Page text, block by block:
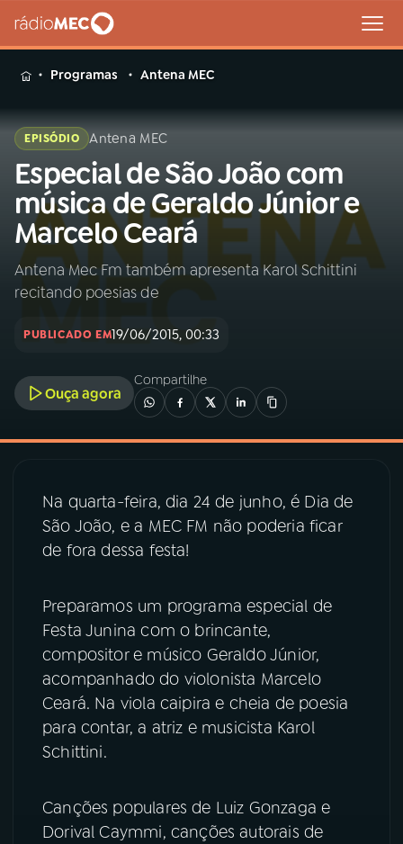
MENU
Buscar
na
Rádio
MEC
Buscar
Início AO VIVO
INÍCIO
A RÁDIO
03PROGRAMAÇÃO
04PROGRAMAS
06VIDEOCASTS
07ÚLTIMAS
PRÊMIO RÁDIO MEC
ACOMPANHE A RÁDIO MEC
Programas Antena MEC
EPISÓDIO Antena MEC
Especial de São João com
música de Geraldo Júnior e
Marcelo Ceará
Antena Mec Fm também apresenta Karol Schittini
recitando poesias de
PUBLICADO EM19/06/2015, 00:33
Ouça agora
Compartilhe
Na quarta-feira, dia 24 de junho, é Dia de
São João, e a MEC FM não poderia ficar
de fora dessa festa!
Preparamos um programa especial de
Festa Junina com o brincante,
compositor e músico Geraldo Júnior,
acompanhado do violonista Marcelo
Ceará. Na viola caipira e cheia de poesia
para contar, a atriz e musicista Karol
Schittini.
Canções populares de Luiz Gonzaga e
Dorival Caymmi, canções autorais de